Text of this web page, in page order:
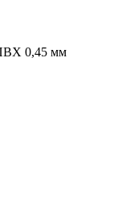
0,45 мм